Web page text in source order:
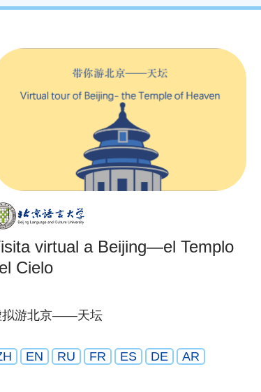
virtual a Beijing—el Templo
Cielo
拟游北京——天坛
EN RU FR ES DE AR